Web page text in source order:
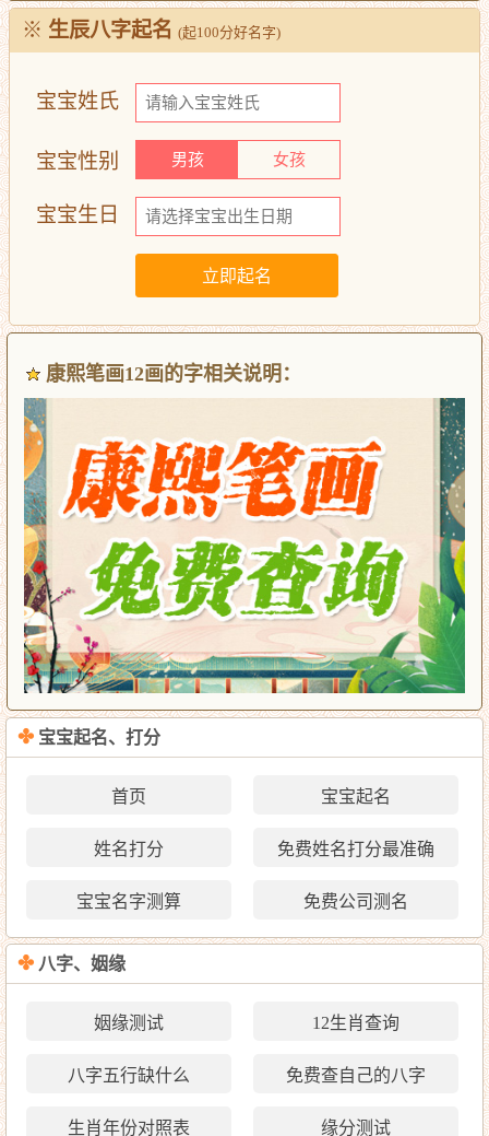
※ 生辰八字起名 (起100分好名字)
宝宝姓氏
宝宝性别 男孩 女孩
宝宝生日
康熙笔画12画的字相关说明：
✤ 宝宝起名、打分
首页 宝宝起名
姓名打分 免费姓名打分最准确
宝宝名字测算 免费公司测名
✤ 八字、姻缘
姻缘测试 12生肖查询
八字五行缺什么 免费查自己的八字
生肖年份对照表 缘分测试